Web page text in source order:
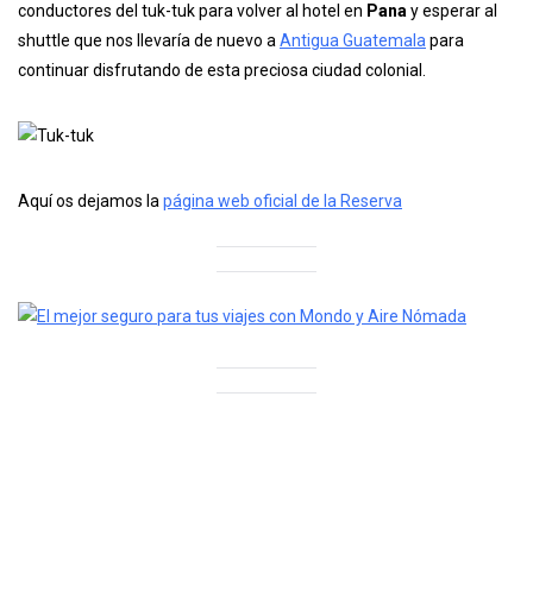
conductores del tuk-tuk para volver al hotel en Pana y esperar al
shuttle que nos llevaría de nuevo a Antigua Guatemala para
continuar disfrutando de esta preciosa ciudad colonial.
Aquí os dejamos la página web oficial de la Reserva